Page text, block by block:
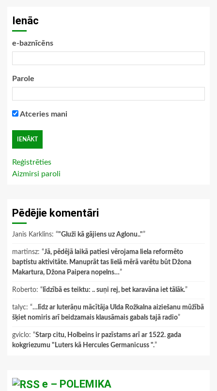
Ienāc
e-baznīcēns
Parole
Atceries mani
Reģistrēties
Aizmirsi paroli
Pēdējie komentāri
Janis Karklins: “"Gluži kā gājiens uz Aglonu.."”
martinsz: “Jā, pēdējā laikā patiesi vērojama liela reformēto
baptistu aktivitāte. Manuprāt tas lielā mērā varētu būt Džona
Makartura, Džona Paipera nopelns…”
Roberto: “ līdzībā es teiktu: .. suņi rej, bet karavāna iet tālāk.”
talyc: “…līdz ar luterāņu mācītāja Ulda Rožkalna aiziešanu mūžībā
šķiet nomiris arī beidzamais klausāmais gabals tajā radio”
gviclo: “Starp citu, Holbeins ir pazīstams arī ar 1522. gada
kokgriezumu "Luters kā Hercules Germanicuss ".”
e – POLEMIKA